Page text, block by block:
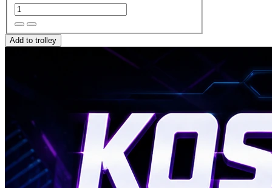
Add to trolley